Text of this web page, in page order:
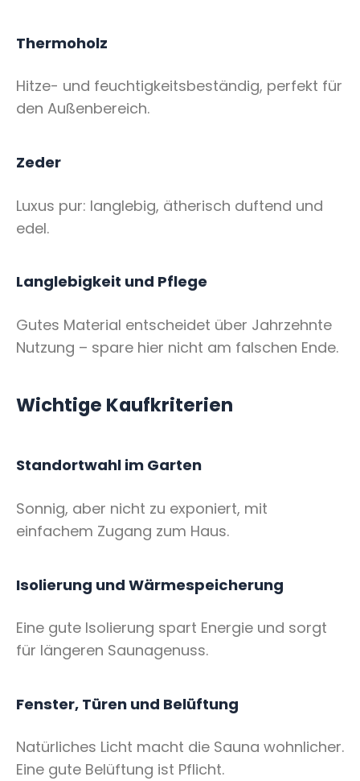
Thermoholz
Hitze- und feuchtigkeitsbeständig, perfekt für
den Außenbereich.
Zeder
Luxus pur: langlebig, ätherisch duftend und
edel.
Langlebigkeit und Pflege
Gutes Material entscheidet über Jahrzehnte
Nutzung – spare hier nicht am falschen Ende.
Wichtige Kaufkriterien
Standortwahl im Garten
Sonnig, aber nicht zu exponiert, mit
einfachem Zugang zum Haus.
Isolierung und Wärmespeicherung
Eine gute Isolierung spart Energie und sorgt
für längeren Saunagenuss.
Fenster, Türen und Belüftung
Natürliches Licht macht die Sauna wohnlicher.
Eine gute Belüftung ist Pflicht.